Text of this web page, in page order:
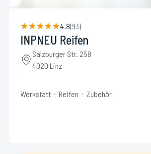
4.8(93)
INPNEU Reifen
Salzburger Str. 258
4020 Linz
Werkstatt Reifen Zubehör